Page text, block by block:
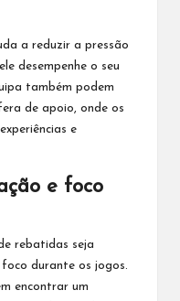
a reduzir a pressão
desempenhe o seu
também podem
de apoio, onde os
e
e foco
rebatidas seja
durante os jogos.
encontrar um